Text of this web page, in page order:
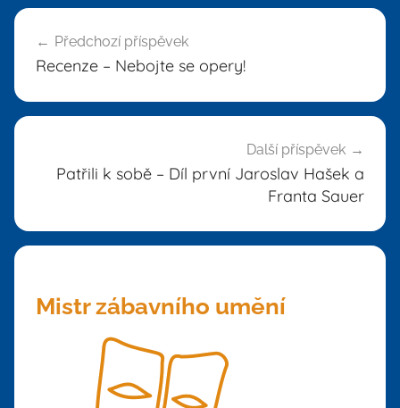
Navigace
pro
příspěvek
Předchozí příspěvek
Recenze – Nebojte se opery!
Další příspěvek
Patřili k sobě – Díl první Jaroslav Hašek a
Franta Sauer
Mistr zábavního umění